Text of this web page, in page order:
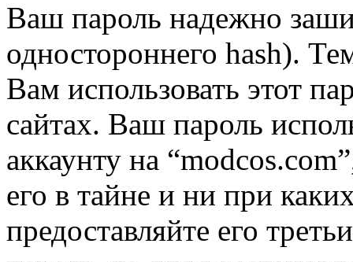
Ваш пароль надежно
одностороннего hash).
Вам использовать этот
сайтах. Ваш пароль
аккаунту на
его в тайне и ни при
предоставляйте его